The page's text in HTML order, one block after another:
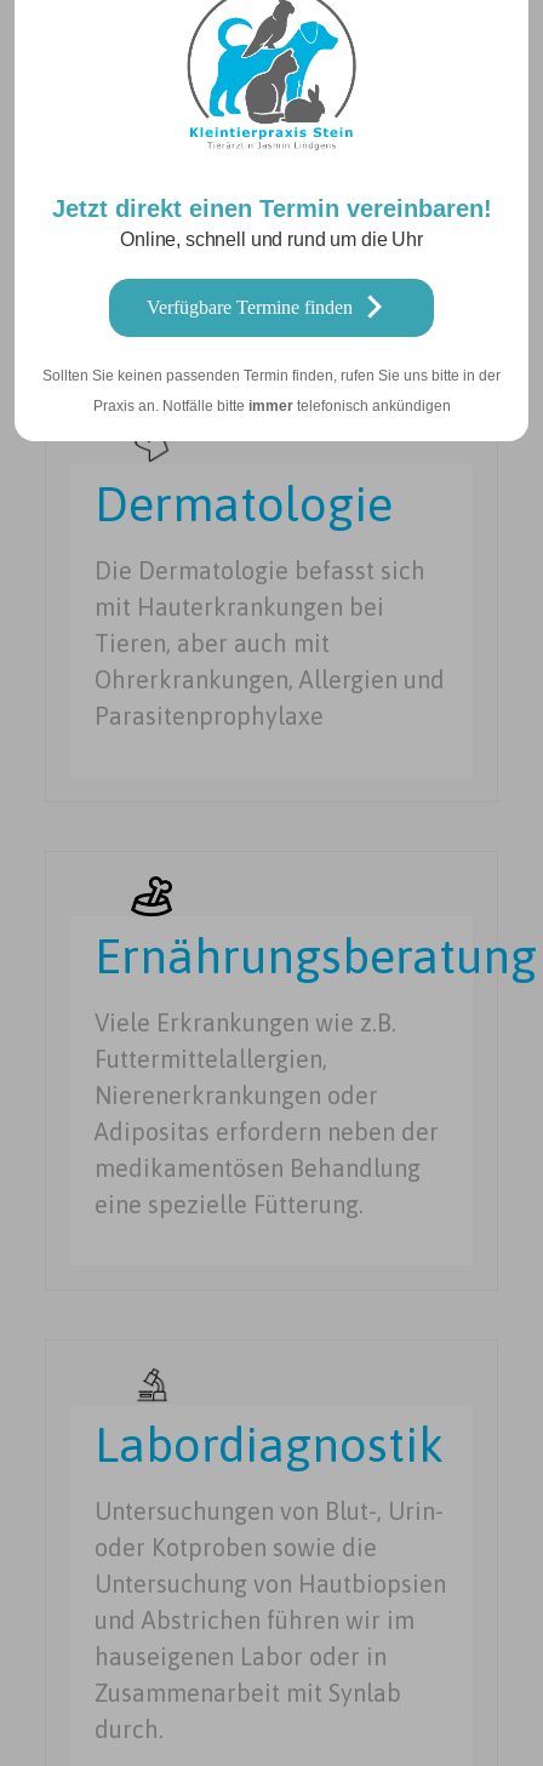
Jetzt direkt einen Termin vereinbaren!
Online, schnell und rund um die Uhr
Verfügbare Termine finden
Sollten Sie keinen passenden Termin finden, rufen Sie uns bitte in der
Praxis an. Notfälle bitte immertelefonisch ankündigen
Als Geriatrie bezeichnet man
die Lehre von den Krankheiten
des alternden Individuums.
Hierzu zählen neben der
inneren Medizin vor allem
der Orthopädie und der
Dermatologie
Die Dermatologie befasst sich
mit Hauterkrankungen bei
Tieren, aber auch mit
Ohrerkrankungen, Allergien und
Parasitenprophylaxe
Ernährungsberatung
Viele Erkrankungen wie z.B.
Futtermittelallergien,
Nierenerkrankungen oder
Adipositas erfordern neben der
medikamentösen Behandlung
eine spezielle Fütterung.
Labordiagnostik
Untersuchungen von Blut-, Urin-
oder Kotproben sowie die
Untersuchung von Hautbiopsien
und Abstrichen führen wir im
hauseigenen Labor oder in
Zusammenarbeit mit Synlab
durch.